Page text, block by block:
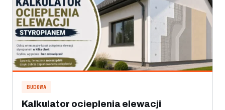
BUDOWA
Kalkulator ocieplenia elewacji